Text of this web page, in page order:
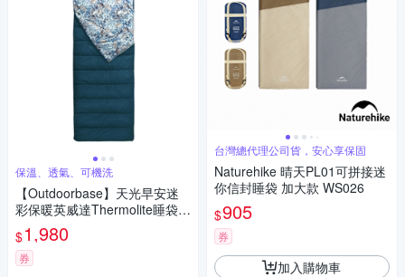
保溫、透氣、可機洗
【Outdoorbase】天光早安迷
彩保暖英威達Thermolite睡袋
(露營 登山 單人睡袋 超輕睡袋
5℃-15℃)
$1,980
券
台灣總代理公司貨，安心享保固
Naturehike 晴天PL01可拼接迷
你信封睡袋 加大款 WS026
$905
券
加入購物車